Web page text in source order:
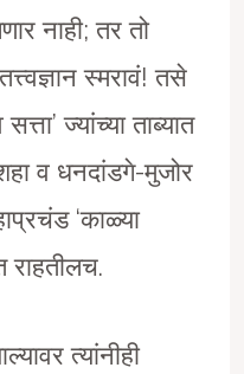
नाही; तर तो
स्मरावं! तसे
ज्यांच्या ताब्यात
व धनदांडगे-मुजोर
‘काळ्या
राहतीलच.
त्यांनीही